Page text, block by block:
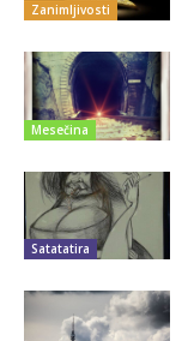
Zanimljivosti
Mesečina
Satatatira